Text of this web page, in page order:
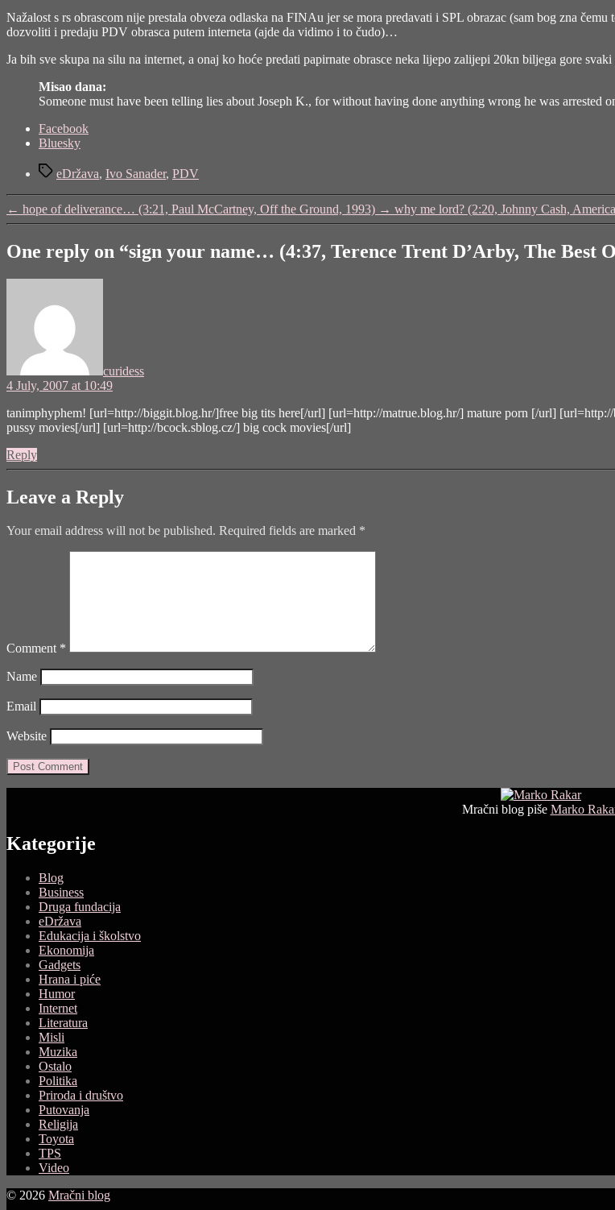
Nažalost s rs obrascom nije prestala obveza odlaska na FINAu jer se mora predavati i SPL obrazac (sam bog zna
dozvoliti i predaju PDV obrasca putem interneta (ajde da vidimo i to čudo)…
Ja bih sve skupa na silu na internet, a onaj ko hoće predati papirnate obrasce neka lijepo zalijepi 20kn biljega gore
Misao dana:
Someone must have been telling lies about Joseph K., for without having done anything wrong he was arrested
Share
"sign
name…
(4:37,
Terence
Trent
D’Arby,
1990)"
Facebook
Bluesky
TagseDržava, Ivo Sanader, PDV
← hope of deliverance… (3:21, Paul McCartney, Off the Ground, 1993) → why me lord? (2:20, Johnny Cash,
One reply on “sign your name… (4:37, Terence Trent D’Arby, The Best
curidess
4 July, 2007 at 10:49
tanimphyphem! [url=http://biggit.blog.hr/]free big tits here[/url] [url=http://matrue.blog.hr/] mature porn [/url]
pussy movies[/url] [url=http://bcock.sblog.cz/] big cock movies[/url]
Reply
Leave a Reply
Your email address will not be published. Required fields are marked *
Comment *
Name
Email
Website
Mračni blog piše Marko
Kategorije
Blog
Business
Druga fundacija
eDržava
Edukacija i školstvo
Ekonomija
Gadgets
Hrana i piće
Humor
Internet
Literatura
Misli
Muzika
Ostalo
Politika
Priroda i društvo
Putovanja
Religija
Toyota
TPS
Video
© 2026 Mračni blog